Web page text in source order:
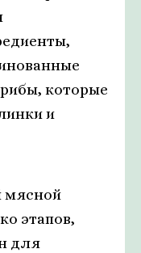
которые
и
мясной
этапов,
для